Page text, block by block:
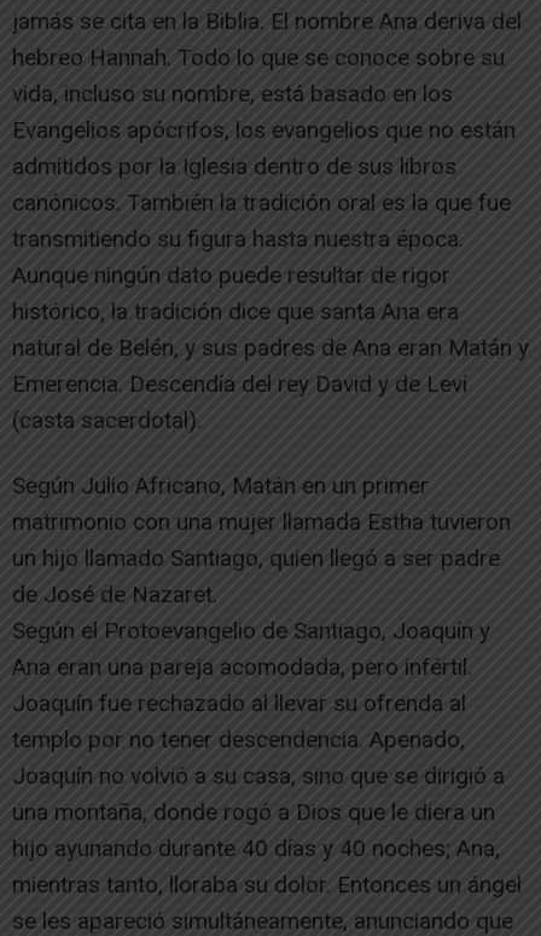
jamás se cita en la Biblia. El nombre Ana deriva del
hebreo Hannah. Todo lo que se conoce sobre su
vida, incluso su nombre, está basado en los
Evangelios apócrifos, los evangelios que no están
admitidos por la Iglesia dentro de sus libros
canónicos. También la tradición oral es la que fue
transmitiendo su figura hasta nuestra época.
Aunque ningún dato puede resultar de rigor
histórico, la tradición dice que santa Ana era
natural de Belén, y sus padres de Ana eran Matán y
Emerencia. Descendía del rey David y de Leví
(casta sacerdotal).
Según Julio Africano, Matán en un primer
matrimonio con una mujer llamada Estha tuvieron
un hijo llamado Santiago, quien llegó a ser padre
de José de Nazaret.
Según el Protoevangelio de Santiago, Joaquín y
Ana eran una pareja acomodada, pero infértil.
Joaquín fue rechazado al llevar su ofrenda al
templo por no tener descendencia. Apenado,
Joaquín no volvió a su casa, sino que se dirigió a
una montaña, donde rogó a Dios que le diera un
hijo ayunando durante 40 días y 40 noches; Ana,
mientras tanto, lloraba su dolor. Entonces un ángel
se les apareció simultáneamente, anunciando que